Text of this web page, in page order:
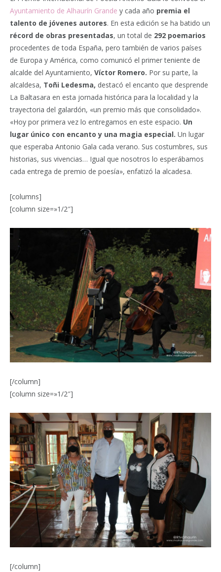
Ayuntamiento de Alhaurín Grande y cada año premia el
talento de jóvenes autores. En esta edición se ha batido un
récord de obras presentadas, un total de 292 poemarios
procedentes de toda España, pero también de varios países
de Europa y América, como comunicó el primer teniente de
alcalde del Ayuntamiento, Víctor Romero. Por su parte, la
alcaldesa, Toñi Ledesma, destacó el encanto que desprende
La Baltasara en esta jornada histórica para la localidad y la
trayectoria del galardón, «un premio más que consolidado».
«Hoy por primera vez lo entregamos en este espacio. Un
lugar único con encanto y una magia especial. Un lugar
que esperaba Antonio Gala cada verano. Sus costumbres, sus
historias, sus vivencias… Igual que nosotros lo esperábamos
cada entrega de premio de poesía», enfatizó la alcadesa.
[columns]
[column size=»1/2″]
[/column]
[column size=»1/2″]
[/column]